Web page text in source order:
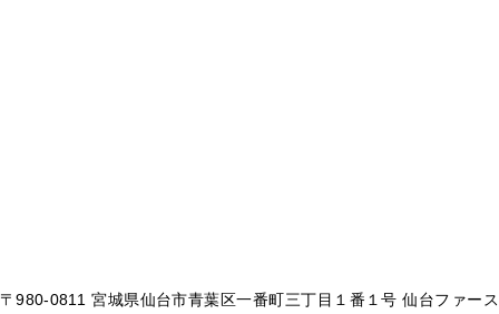
〒980-0811 宮城県仙台市青葉区一番町三丁目１番１号 仙台ファース